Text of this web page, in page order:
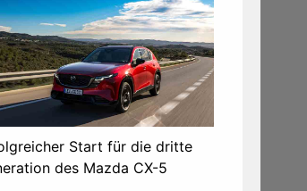
Start für die dritte
des Mazda CX-5